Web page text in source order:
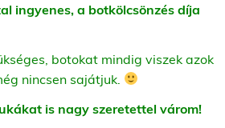
ingyenes, a botkölcsönzés díja
botokat mindig viszek azok
nincsen sajátjuk.
is nagy szeretettel várom!